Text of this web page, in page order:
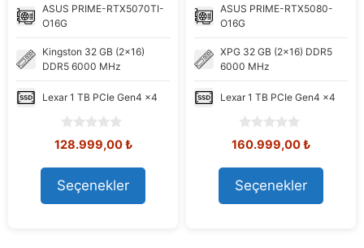
ASUS PRIME-RTX5070TI-
O16G
Kingston 32 GB (2x16)
DDR5 6000 MHz
Lexar 1 TB PCIe Gen4 x4
0
o
u
t
o
f
Orijinal
141.067,59 ₺.
128.999,00₺Şu
Seçenekler
ASUS PRIME-RTX5080-
O16G
XPG 32 GB (2x16) DDR5
6000 MHz
Lexar 1 TB PCIe Gen4 x4
0
o
u
t
o
f
Orijinal
168.960,73 ₺.
160.999,00₺Şu
Seçenekler